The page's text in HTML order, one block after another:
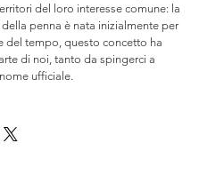
del loro interesse comune: la
penna è nata inizialmente per
del tempo, questo concetto ha
di noi, tanto da spingerci a
ufficiale.